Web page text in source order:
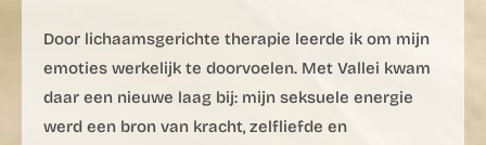
Door lichaamsgerichte therapie leerde ik om mijn
emoties werkelijk te doorvoelen. Met Vallei kwam
daar een nieuwe laag bij: mijn seksuele energie
werd een bron van kracht, zelfliefde en